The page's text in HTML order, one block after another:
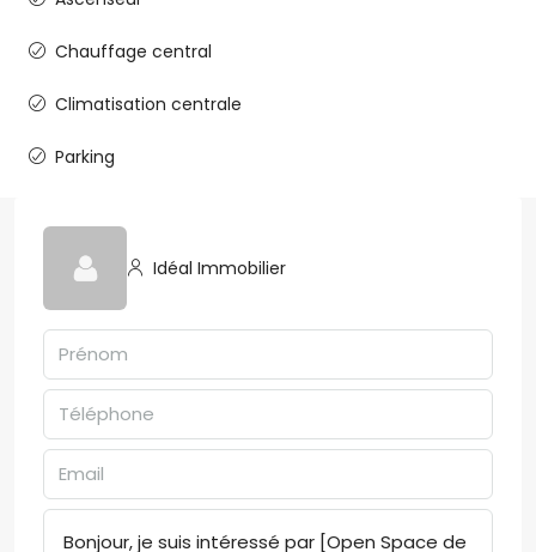
Chauffage central
Climatisation centrale
Parking
Idéal Immobilier